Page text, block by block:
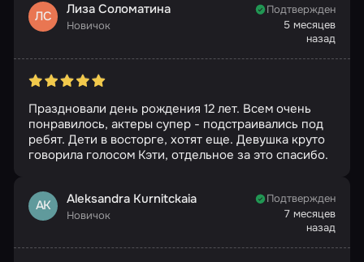
ЛС Лиза Соломатина
Новичок
Подтвержден
5 месяцев
назад
Праздновали день рождения 12 лет. Всем очень
понравилось, актеры супер - подстраивались под
ребят. Дети в восторге, хотят еще. Девушка круто
говорила голосом Кэти, отдельное за это спасибо.
AK Aleksandra Kurnitckaia
Новичок
Подтвержден
7 месяцев
назад